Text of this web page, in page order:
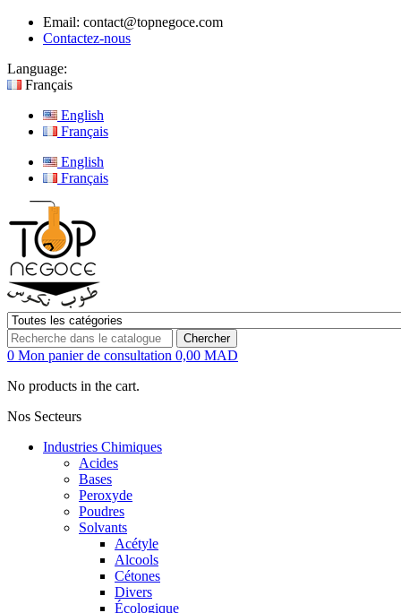
Email: contact@topnegoce.com
Contactez-nous
Language:
Français
English
Français
English
Français
Chercher
0 Mon panier de consultation 0,00 MAD
No products in the cart.
Nos Secteurs
Industries Chimiques
Acides
Bases
Peroxyde
Poudres
Solvants
Acétyle
Alcools
Cétones
Divers
Écologique